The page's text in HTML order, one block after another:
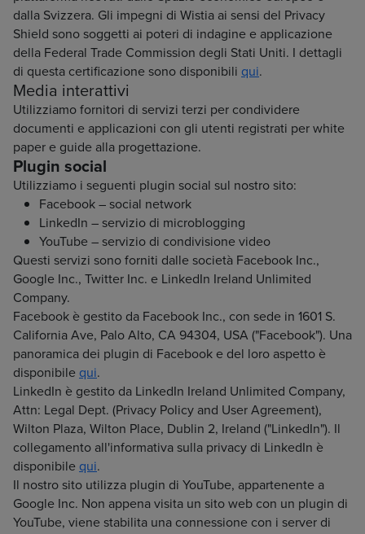
dalla Svizzera. Gli impegni di Wistia ai sensi del Privacy
Shield sono soggetti ai poteri di indagine e applicazione
della Federal Trade Commission degli Stati Uniti. I dettagli
di questa certificazione sono disponibili qui.
Media interattivi
Utilizziamo fornitori di servizi terzi per condividere
documenti e applicazioni con gli utenti registrati per white
paper e guide alla progettazione.
Plugin social
Utilizziamo i seguenti plugin social sul nostro sito:
Facebook – social network
LinkedIn – servizio di microblogging
YouTube – servizio di condivisione video
Questi servizi sono forniti dalle società Facebook Inc.,
Google Inc., Twitter Inc. e LinkedIn Ireland Unlimited
Company.
Facebook è gestito da Facebook Inc., con sede in 1601 S.
California Ave, Palo Alto, CA 94304, USA ("Facebook"). Una
panoramica dei plugin di Facebook e del loro aspetto è
disponibile qui.
LinkedIn è gestito da LinkedIn Ireland Unlimited Company,
Attn: Legal Dept. (Privacy Policy and User Agreement),
Wilton Plaza, Wilton Place, Dublin 2, Ireland ("LinkedIn"). Il
collegamento all'informativa sulla privacy di LinkedIn è
disponibile qui.
Il nostro sito utilizza plugin di YouTube, appartenente a
Google Inc. Non appena visita un sito web con un plugin di
YouTube, viene stabilita una connessione con i server di